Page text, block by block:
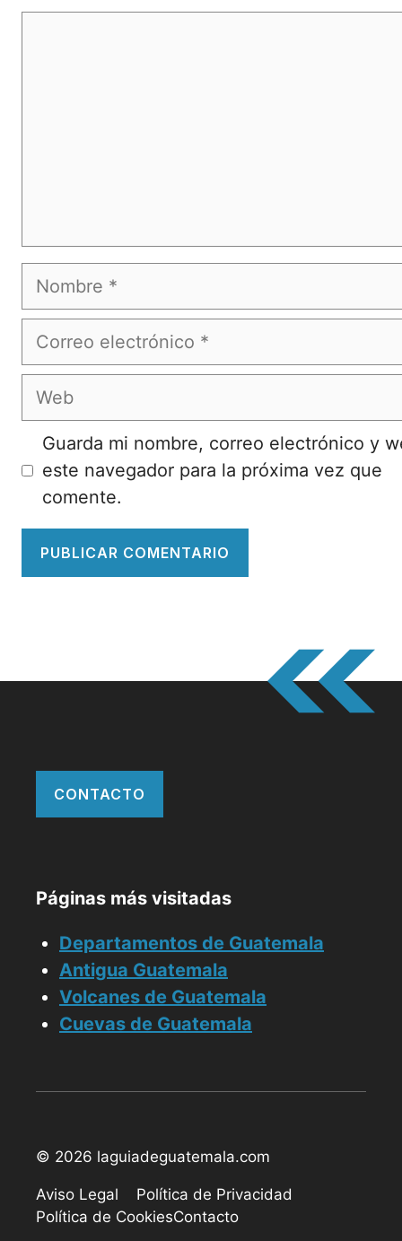
Nombre
Correo
Web
Guarda mi nombre, correo electrónico y
este navegador para la próxima vez que
comente.
CONTACTO
Páginas más visitadas
Departamentos de Guatemala
Antigua Guatemala
Volcanes de Guatemala
Cuevas de Guatemala
© 2026 laguiadeguatemala.com
Aviso Legal
Política de Privacidad
Política de CookiesContacto